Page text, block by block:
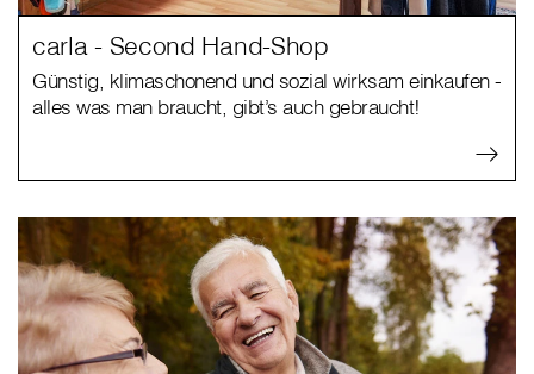
carla - Second Hand-Shop
Günstig, klimaschonend und sozial wirksam einkaufen -
alles was man braucht, gibt’s auch gebraucht!